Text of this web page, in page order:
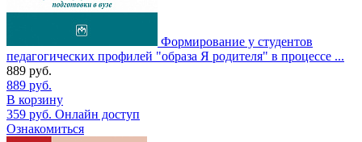
Формирование у студентов
педагогических профилей "образа Я родителя" в процессе ...
889 руб.
889 руб.
В корзину
359 руб. Онлайн доступ
Ознакомиться